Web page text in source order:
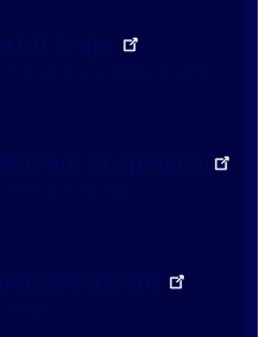
kraje
dospělých
tržiště